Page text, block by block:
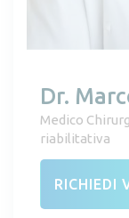
Dr.
Medico
riabilitativa
RICHIEDI